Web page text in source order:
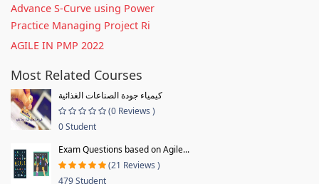
Advance S-Curve using Power
Practice Managing Project Ri
AGILE IN PMP 2022
Most Related Courses
كيمياء جودة الصناعات الغذائية
(0 Reviews )
0 Student
Exam Questions based on Agile...
(21 Reviews )
479 Student